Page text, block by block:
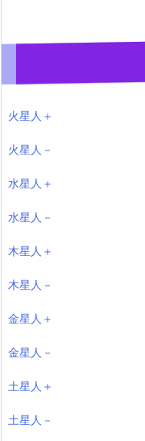
火星人＋
火星人－
水星人＋
水星人－
木星人＋
木星人－
金星人＋
金星人－
土星人＋
土星人－